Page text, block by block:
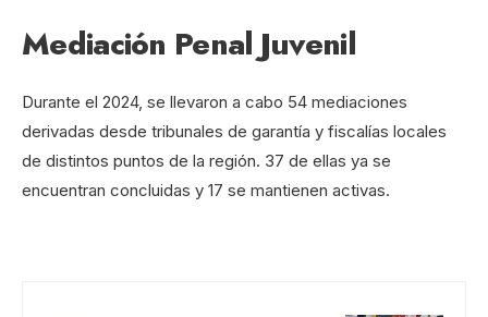
Mediación Penal Juvenil
Durante el 2024, se llevaron a cabo 54 mediaciones
derivadas desde tribunales de garantía y fiscalías locales
de distintos puntos de la región. 37 de ellas ya se
encuentran concluidas y 17 se mantienen activas.